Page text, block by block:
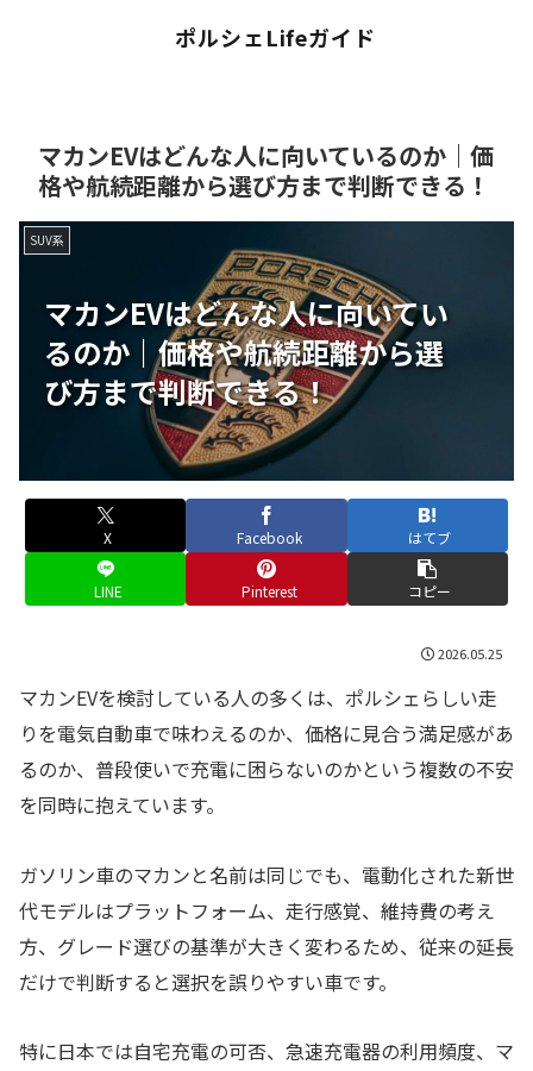
ポルシェLifeガイド
マカンEVはどんな人に向いているのか｜価
格や航続距離から選び方まで判断できる！
マカンEVはどんな人に向いてい
るのか｜価格や航続距離から選
び方まで判断できる！
SUV系
X Facebook はてブ
LINE Pinterest コピー
2026.05.25
マカンEVを検討している人の多くは、ポルシェらしい走
りを電気自動車で味わえるのか、価格に見合う満足感があ
るのか、普段使いで充電に困らないのかという複数の不安
を同時に抱えています。
ガソリン車のマカンと名前は同じでも、電動化された新世
代モデルはプラットフォーム、走行感覚、維持費の考え
方、グレード選びの基準が大きく変わるため、従来の延長
だけで判断すると選択を誤りやすい車です。
特に日本では自宅充電の可否、急速充電器の利用頻度、マ